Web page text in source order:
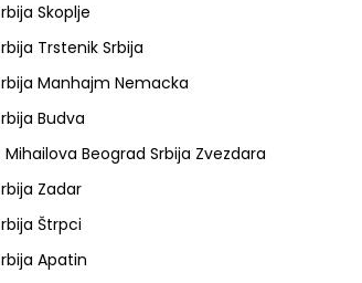
Skoplje
Trstenik Srbija
Manhajm Nemacka
Budva
Beograd Srbija Zvezdara
Zadar
Štrpci
Apatin